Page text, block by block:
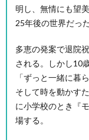
明し、無情にも望
25年後の世界だった
多恵の発案で退院
される。しかし10
「ずっと一緒に暮
そして時を動かす
に小学校のとき『
場する。